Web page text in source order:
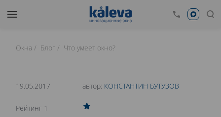
0
Окна Блог Что умеет окно?
19.05.2017 автор: КОНСТАНТИН БУТУЗОВ
Рейтинг 1